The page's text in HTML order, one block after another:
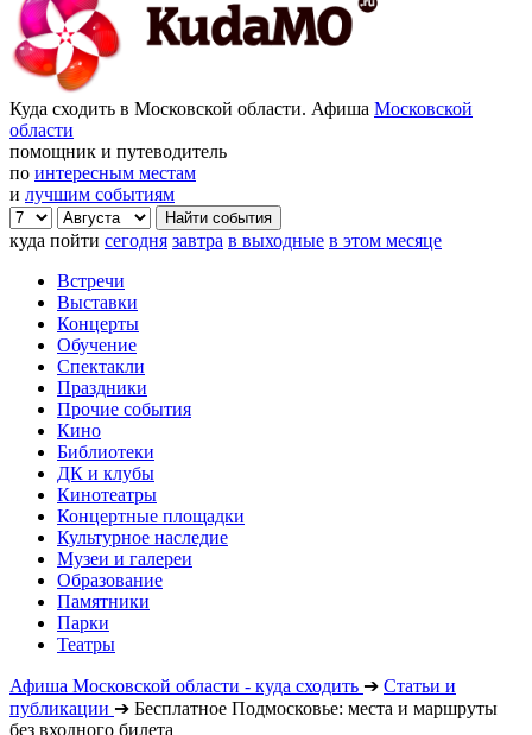
Куда сходить в Московской области. Афиша Московской
области
помощник и путеводитель
по интересным местам
и лучшим событиям
куда пойти сегодня завтра в выходные в этом месяце
Встречи
Выставки
Концерты
Обучение
Спектакли
Праздники
Прочие события
Кино
Библиотеки
ДК и клубы
Кинотеатры
Концертные площадки
Культурное наследие
Музеи и галереи
Образование
Памятники
Парки
Театры
Афиша Московской области - куда сходить ➔ Статьи и
публикации ➔ Бесплатное Подмосковье: места и маршруты
без входного билета